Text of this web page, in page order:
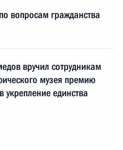
вопросам гражданства
вручил сотрудникам
музея премию
укрепление единства